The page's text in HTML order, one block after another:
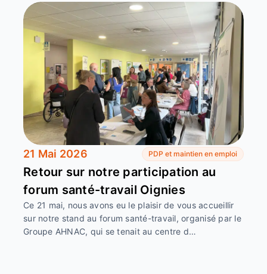
21 Mai 2026 PDP et maintien en emploi
Retour sur notre participation au
forum santé-travail Oignies
Ce 21 mai, nous avons eu le plaisir de vous accueillir
sur notre stand au forum santé-travail, organisé par le
Groupe AHNAC, qui se tenait au centre d…